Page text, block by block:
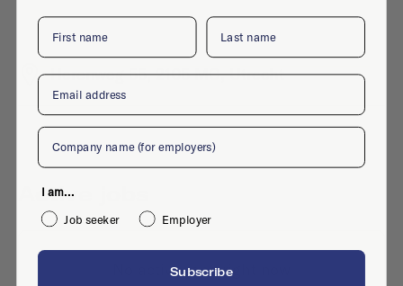
Herenweg 55, 2105 MC, Utrecht
Active jobs
No active jobs right now
First name Last name
Email
Company
I am...
Job seeker
Employer
Subscribe